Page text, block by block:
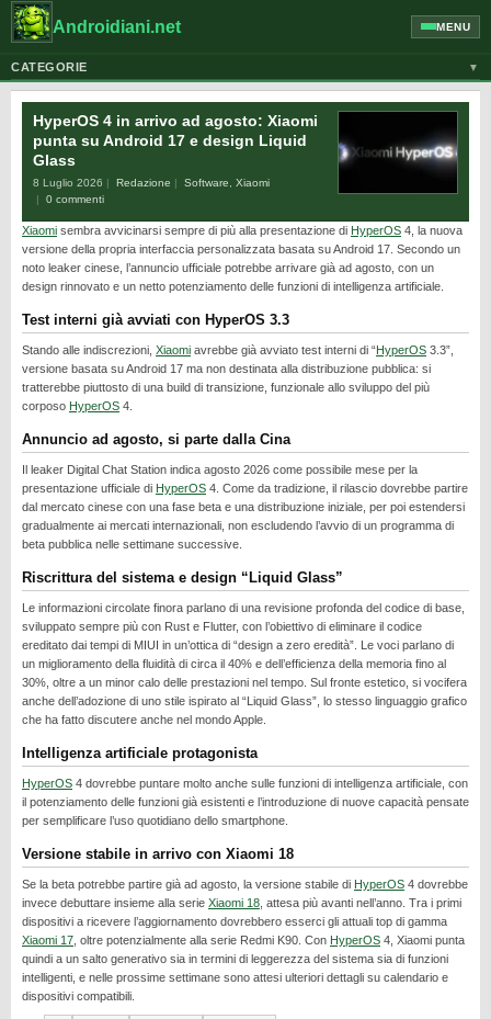
Androidiani.net MENU
CATEGORIE ▼
CELLULARI
GOOGLE
GUIDE
HONOR
HUAWEI
NEWS
ONEPLUS
PIXEL
POCO
PRIVACY
REALME
RUMORS
SAMSUNG
SICUREZZA
SOFTWARE
SVILUPPARE ANDROID
XIAOMI
HyperOS 4 in arrivo ad agosto: Xiaomi
punta su Android 17 e design Liquid
Glass
8 Luglio 2026 Redazione Software
Xiaomi
0 commenti
Xiaomi sembra avvicinarsi sempre di più alla presentazione di HyperOS 4, la nuova
versione della propria interfaccia personalizzata basata su Android 17. Secondo un
noto leaker cinese, l’annuncio ufficiale potrebbe arrivare già ad agosto, con un
design rinnovato e un netto potenziamento delle funzioni di intelligenza artificiale.
Test interni già avviati con HyperOS 3.3
Stando alle indiscrezioni, Xiaomi avrebbe già avviato test interni di “HyperOS 3.3”,
versione basata su Android 17 ma non destinata alla distribuzione pubblica: si
tratterebbe piuttosto di una build di transizione, funzionale allo sviluppo del più
corposo HyperOS 4.
Annuncio ad agosto, si parte dalla Cina
Il leaker Digital Chat Station indica agosto 2026 come possibile mese per la
presentazione ufficiale di HyperOS 4. Come da tradizione, il rilascio dovrebbe partire
dal mercato cinese con una fase beta e una distribuzione iniziale, per poi estendersi
gradualmente ai mercati internazionali, non escludendo l’avvio di un programma di
beta pubblica nelle settimane successive.
Riscrittura del sistema e design “Liquid Glass”
Le informazioni circolate finora parlano di una revisione profonda del codice di base,
sviluppato sempre più con Rust e Flutter, con l’obiettivo di eliminare il codice
ereditato dai tempi di MIUI in un’ottica di “design a zero eredità”. Le voci parlano di
un miglioramento della fluidità di circa il 40% e dell’efficienza della memoria fino al
30%, oltre a un minor calo delle prestazioni nel tempo. Sul fronte estetico, si vocifera
anche dell’adozione di uno stile ispirato al “Liquid Glass”, lo stesso linguaggio grafico
che ha fatto discutere anche nel mondo Apple.
Intelligenza artificiale protagonista
HyperOS 4 dovrebbe puntare molto anche sulle funzioni di intelligenza artificiale, con
il potenziamento delle funzioni già esistenti e l’introduzione di nuove capacità pensate
per semplificare l’uso quotidiano dello smartphone.
Versione stabile in arrivo con Xiaomi 18
Se la beta potrebbe partire già ad agosto, la versione stabile di HyperOS 4 dovrebbe
invece debuttare insieme alla serie Xiaomi 18 , attesa più avanti nell’anno. Tra i primi
dispositivi a ricevere l’aggiornamento dovrebbero esserci gli attuali top di gamma
Xiaomi 17 , oltre potenzialmente alla serie Redmi K90. Con HyperOS 4, Xiaomi punta
quindi a un salto generativo sia in termini di leggerezza del sistema sia di funzioni
intelligenti, e nelle prossime settimane sono attesi ulteriori dettagli su calendario e
dispositivi compatibili.